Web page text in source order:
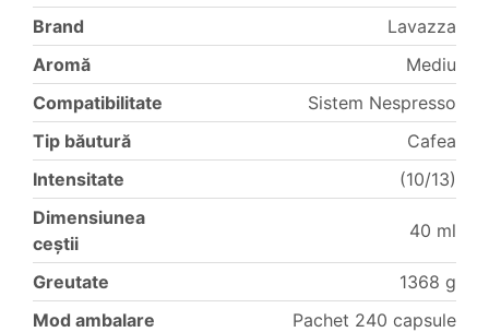
Brand
Lavazza
Aromă
Mediu
Compatibilitate
Sistem Nespresso
Tip băutură
Cafea
Intensitate
(10/13)
Dimensiunea
ceștii
40 ml
Greutate
1368 g
Mod ambalare
Pachet 240 capsule